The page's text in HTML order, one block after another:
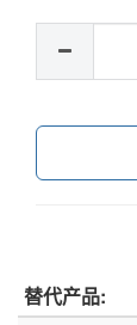
替代产品: